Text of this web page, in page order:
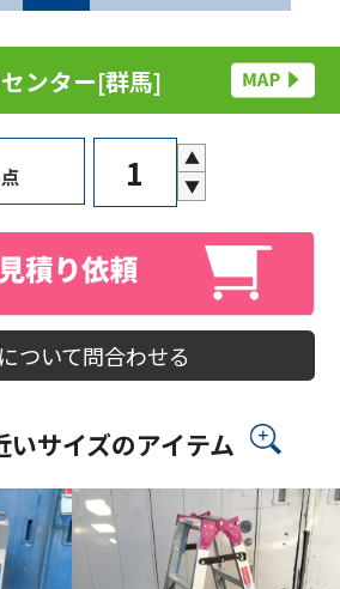
ンター[群馬]
点
▲
▼
ついて問合わせる
いサイズのアイテム